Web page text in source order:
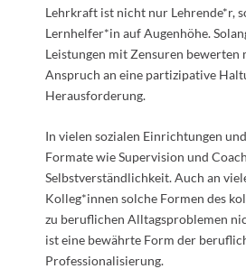
Lehrkraft ist nicht nur Lehrende*r,
Lernhelfer*in auf Augenhöhe.
Leistungen mit Zensuren bewerten
Anspruch an eine partizipative
Herausforderung.
In vielen sozialen Einrichtungen
Formate wie Supervision und
Selbstverständlichkeit. Auch an
Kolleg*innen solche Formen des
zu beruflichen Alltagsproblemen
ist eine bewährte Form der
Professionalisierung.